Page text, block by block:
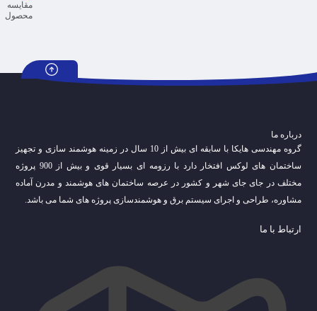
درباره ما
گروه مهندسی هایکا با سابقه ای بیش از 10 سال در زمینه هوشمند سازی و تجهیز
ساختمان های لوکس افتخار دارد با رزومه ای بسیار قوی و بیش از 900 پروژه
مختلف در جای جای شهر و کشور در عرصه ساختمان های هوشمند و مدرن آماده
مشاوره، طراحی و اجرای سیستم برق و هوشمندسازی پروژه های شما می باشد.
ارتباط با ما